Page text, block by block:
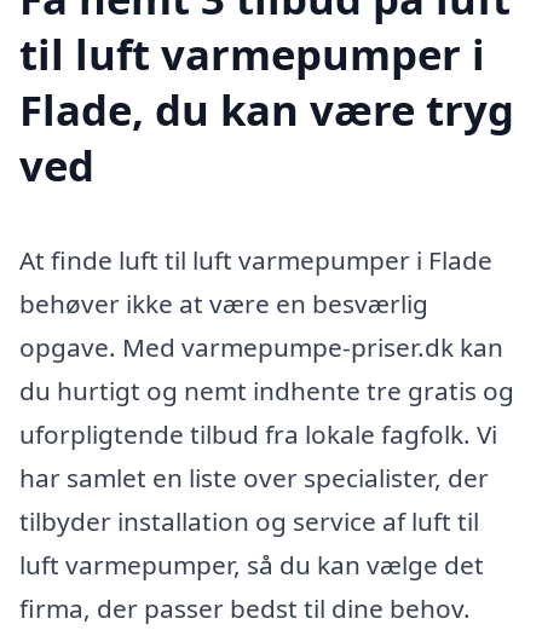
til luft varmepumper i
Flade, du kan være tryg
ved
At finde luft til luft varmepumper i Flade
behøver ikke at være en besværlig
opgave. Med varmepumpe-priser.dk kan
du hurtigt og nemt indhente tre gratis og
uforpligtende tilbud fra lokale fagfolk. Vi
har samlet en liste over specialister, der
tilbyder installation og service af luft til
luft varmepumper, så du kan vælge det
firma, der passer bedst til dine behov.